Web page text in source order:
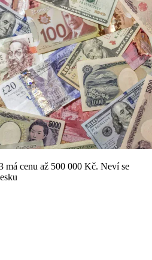
má cenu až 500 000 Kč. Neví se